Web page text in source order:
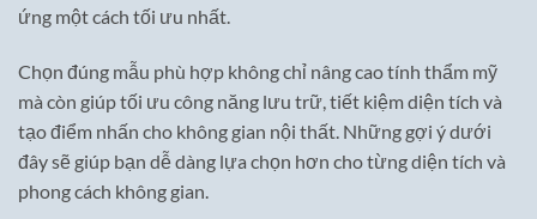
ứng một cách tối ưu nhất.
Chọn đúng mẫu phù hợp không chỉ nâng cao tính thẩm mỹ
mà còn giúp tối ưu công năng lưu trữ, tiết kiệm diện tích và
tạo điểm nhấn cho không gian nội thất. Những gợi ý dưới
đây sẽ giúp bạn dễ dàng lựa chọn hơn cho từng diện tích và
phong cách không gian.